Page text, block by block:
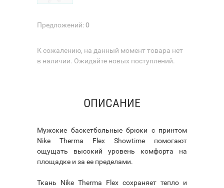
Предложений:0
К сожалению, на данный момент товара нет
в наличии. Ожидайте новых поступлений.
ОПИСАНИЕ
Мужские баскетбольные брюки с принтом
Nike Therma Flex Showtime помогают
ощущать высокий уровень комфорта на
площадке и за ее пределами.
Ткань Nike Therma Flex сохраняет тепло и